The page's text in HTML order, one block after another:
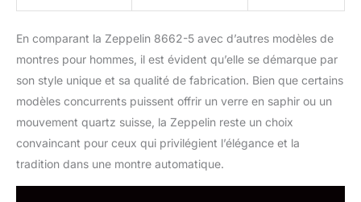
En comparant la Zeppelin 8662-5 avec d’autres modèles de
montres pour hommes, il est évident qu’elle se démarque par
son style unique et sa qualité de fabrication. Bien que certains
modèles concurrents puissent offrir un verre en saphir ou un
mouvement quartz suisse, la Zeppelin reste un choix
convaincant pour ceux qui privilégient l’élégance et la
tradition dans une montre automatique.